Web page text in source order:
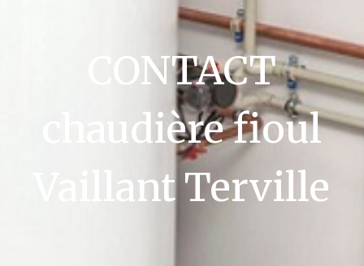
CONTACT
chaudière fioul
Vaillant Terville